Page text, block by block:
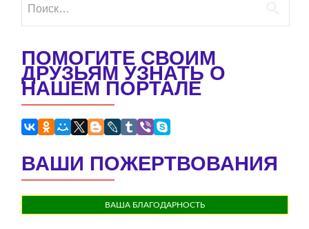
ПОМОГИТЕ СВОИМ
ДРУЗЬЯМ УЗНАТЬ О
НАШЕМ ПОРТАЛЕ
ВАШИ ПОЖЕРТВОВАНИЯ
ВАША БЛАГОДАРНОСТЬ